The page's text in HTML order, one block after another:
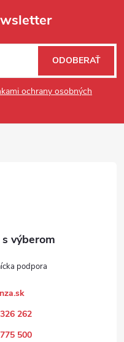
ochrany osobných
ODOBERAŤ
262
500